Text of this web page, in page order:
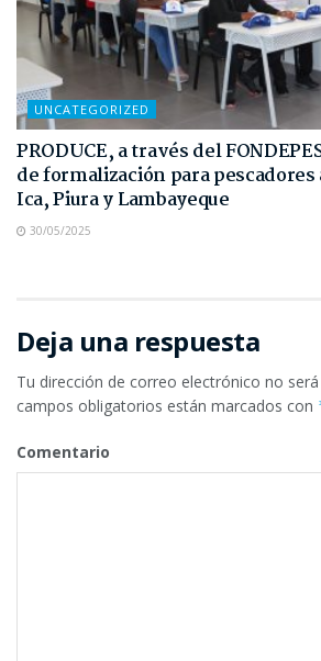
UNCATEGORIZED
PRODUCE, a través del
de formalización para
Ica, Piura y Lambayeque
30/05/2025
Deja una respuesta
Tu dirección de correo electrónico no será
campos obligatorios están marcados con
Comentario